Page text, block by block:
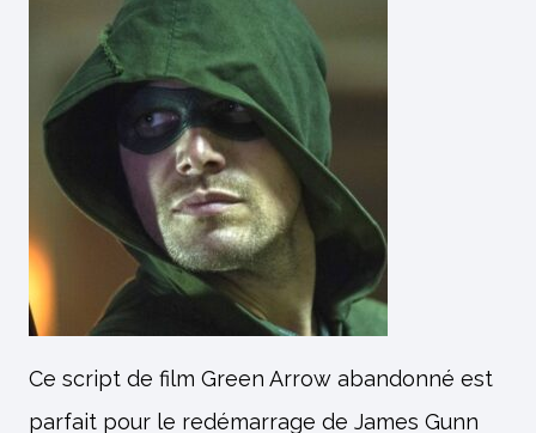
Ce script de film Green Arrow abandonné est
parfait pour le redémarrage de James Gunn